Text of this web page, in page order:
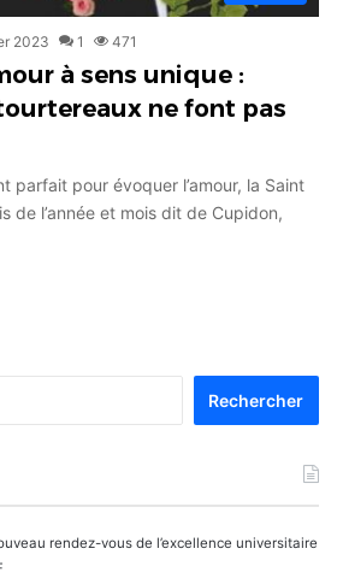
2023 1 471
à sens unique :
ne font pas
parfait pour évoquer l’amour, la Saint
de l’année et mois dit de Cupidon,
rendez-vous de l’excellence universitaire